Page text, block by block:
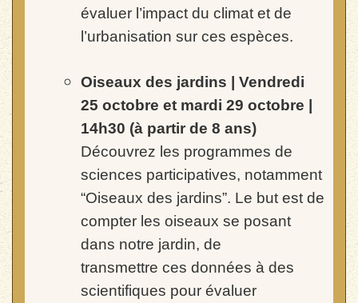
évaluer l’impact du climat et de
l’urbanisation sur ces espèces.
Oiseaux des jardins
Vendredi
25 octobre et mardi 29 octobre |
14h30 (à partir de 8 ans)
Découvrez les programmes de
sciences participatives, notamment
“Oiseaux des jardins”. Le but est de
compter les oiseaux se posant
dans notre jardin, de
transmettre ces données à des
scientifiques pour évaluer